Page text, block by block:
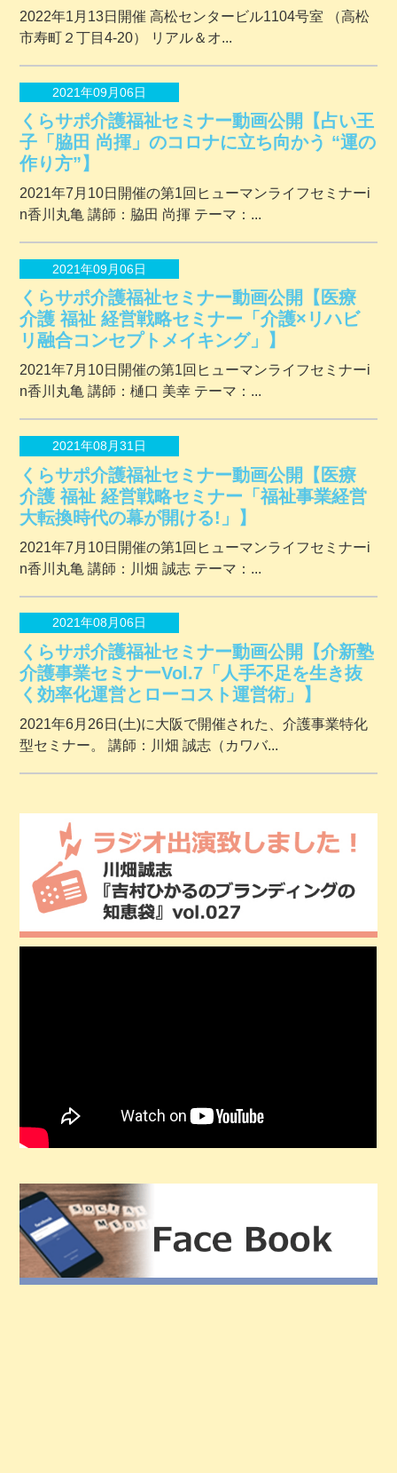
2022年1月13日開催 ⾼松センタービル1104号室 （⾼松
市寿町２丁⽬4-20） リアル＆オ...
2021年09月06日
くらサポ介護福祉セミナー動画公開【占い王
子「脇田 尚揮」のコロナに立ち向かう “運の
作り方”】
2021年7月10日開催の第1回ヒューマンライフセミナーi
n香川丸亀 講師：脇田 尚揮 テーマ：...
2021年09月06日
くらサポ介護福祉セミナー動画公開【医療
介護 福祉 経営戦略セミナー「介護×リハビ
リ融合コンセプトメイキング」】
2021年7月10日開催の第1回ヒューマンライフセミナーi
n香川丸亀 講師：樋口 美幸 テーマ：...
2021年08月31日
くらサポ介護福祉セミナー動画公開【医療
介護 福祉 経営戦略セミナー「福祉事業経営
大転換時代の幕が開ける!」】
2021年7月10日開催の第1回ヒューマンライフセミナーi
n香川丸亀 講師：川畑 誠志 テーマ：...
2021年08月06日
くらサポ介護福祉セミナー動画公開【介新塾
介護事業セミナーVol.7「人手不足を生き抜
く効率化運営とローコスト運営術」】
2021年6月26日(土)に大阪で開催された、介護事業特化
型セミナー。 講師：川畑 誠志（カワバ...